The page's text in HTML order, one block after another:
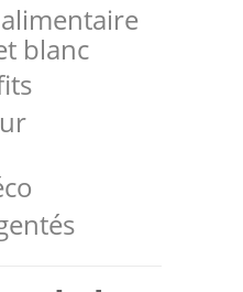
blanc